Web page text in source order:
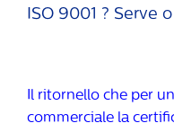
ISO 9001 ? Serve
Il ritornello che per
commerciale la